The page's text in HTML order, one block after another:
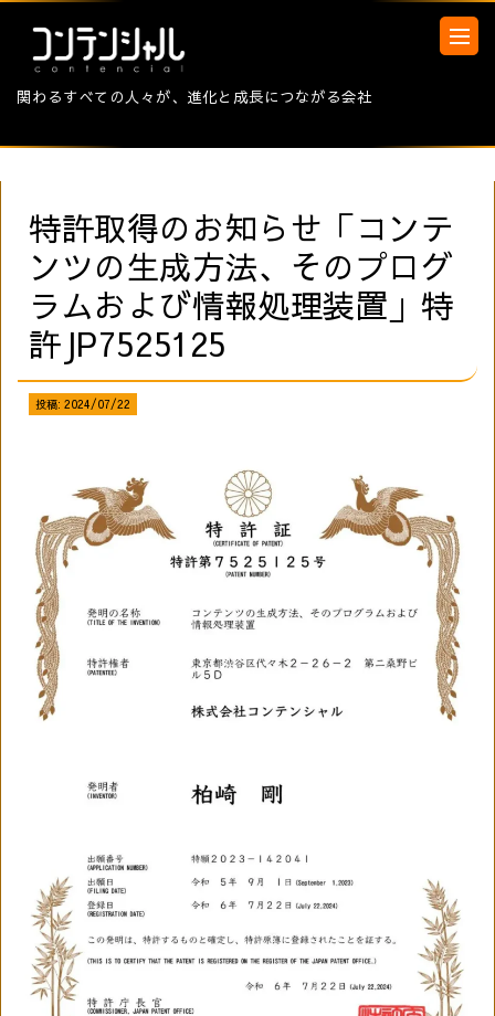
関わるすべての人々が、進化と成長につながる会社
特許取得のお知らせ「コンテ
ンツの生成方法、そのプログ
ラムおよび情報処理装置」特
許JP7525125
投稿: 2024/07/22